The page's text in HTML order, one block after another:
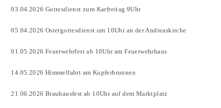
03.04.2026 Gottesdienst zum Karfreitag 9Uhr
05.04.2026 Ostergottesdienst um 10Uhr an der Andreaskirche
01.05.2026 Feuerwehrfest ab 10Uhr am Feuerwehrhaus
14.05.2026 Himmelfahrt am Kupferbrunnen
21.06.2026 Brauhausfest ab 10Uhr auf dem Marktplatz